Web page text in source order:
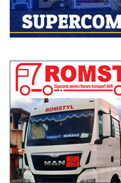
seara, târziu, pentru a oferi
posibilitatea de a participa.
transmis în direct pe pagina
La fel ca și în anii precedenți,
marți, 11 august, tinerii
parohiale vor igieniza,
zona Parcului Mitropoliei.
„Așa cum se întâmplă la
dintre concetățenii noștri
temporar afectați de
Astfel, luni, 10 august, între
rutier va fi închis total pe